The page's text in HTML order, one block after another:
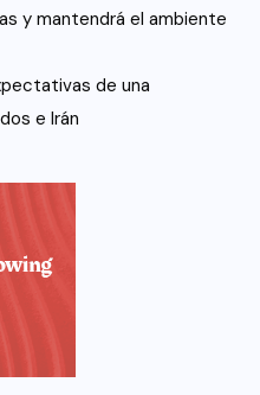
y mantendrá el ambiente
de una
e Irán